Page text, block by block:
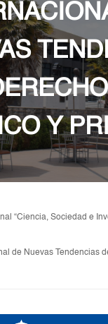
Y
“Ciencia, Sociedad e
de Nuevas Tendencias